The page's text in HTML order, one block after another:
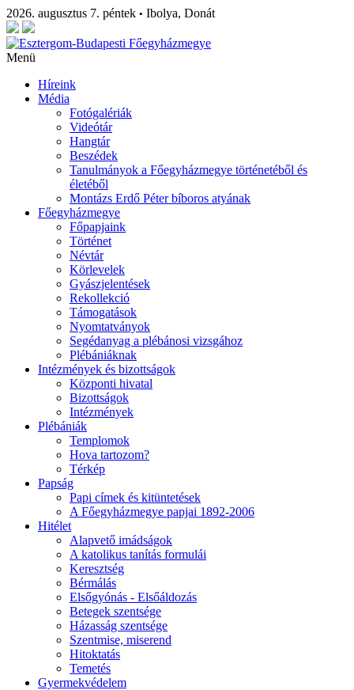
2026. augusztus 7. péntek • Ibolya, Donát
Menü
Híreink
Média
Fotógalériák
Videótár
Hangtár
Beszédek
Tanulmányok a Főegyházmegye történetéből és
életéből
Montázs Erdő Péter bíboros atyának
Főegyházmegye
Főpapjaink
Történet
Névtár
Körlevelek
Gyászjelentések
Rekollekció
Támogatások
Nyomtatványok
Segédanyag a plébánosi vizsgához
Plébániáknak
Intézmények és bizottságok
Központi hivatal
Bizottságok
Intézmények
Plébániák
Templomok
Hova tartozom?
Térkép
Papság
Papi címek és kitüntetések
A Főegyházmegye papjai 1892-2006
Hitélet
Alapvető imádságok
A katolikus tanítás formulái
Keresztség
Bérmálás
Elsőgyónás - Elsőáldozás
Betegek szentsége
Házasság szentsége
Szentmise, miserend
Hitoktatás
Temetés
Gyermekvédelem